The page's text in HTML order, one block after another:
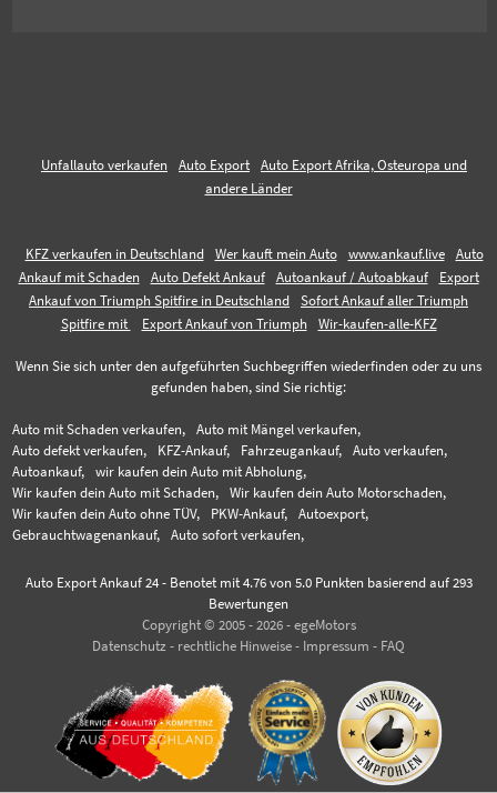
Unfallauto verkaufen Auto Export
Auto Export Afrika, Osteuropa und
andere Länder
KFZ verkaufen in Deutschland Wer kauft mein Auto www.ankauf.live
Auto
Ankauf mit Schaden
Auto Defekt Ankauf Autoankauf / Autoabkauf
Export
Ankauf von Triumph Spitfire in Deutschland
Sofort Ankauf aller Triumph
Spitfire mit
Export Ankauf von Triumph Wir-kaufen-alle-KFZ
Wenn Sie sich unter den aufgeführten Suchbegriffen wiederfinden oder zu uns
gefunden haben, sind Sie richtig:
Auto mit Schaden verkaufen,
Auto mit Mängel verkaufen,
Auto defekt verkaufen,
KFZ-Ankauf, Fahrzeugankauf,
Auto verkaufen,
Autoankauf,
wir kaufen dein Auto mit Abholung,
Wir kaufen dein Auto mit Schaden,
Wir kaufen dein Auto Motorschaden,
Wir kaufen dein Auto ohne TÜV,
PKW-Ankauf,
Autoexport,
Gebrauchtwagenankauf,
Auto sofort verkaufen,
Auto Export Ankauf 24- Benotet mit 4.76von 5.0 Punkten basierend auf 293
Bewertungen
Copyright © 2005 - 2026 - egeMotors
Datenschutz - rechtliche Hinweise - Impressum - FAQ